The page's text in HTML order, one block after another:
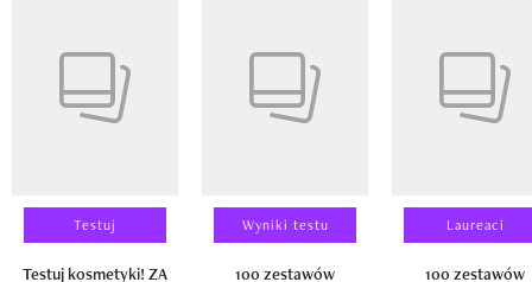
Testuj
Testuj kosmetyki! ZA
Wyniki testu
100 zestawów
Laureaci
100 zestawów